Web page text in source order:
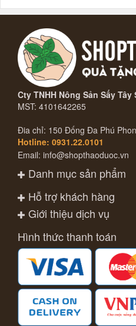
Cty TNHH Nông Sản Sấy Tây
MST: 4101642265
Đia chỉ: 150 Đống Đa Phú
Hotline: 0931.22.0101
Email: info@shopthaoduoc.vn
Danh mục sản phẩm
Hỗ trợ khách hàng
Giới thiệu dịch vụ
Hình thức thanh toán